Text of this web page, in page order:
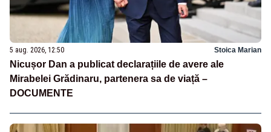
5 aug. 2026, 12:50 Stoica Marian
Nicușor Dan a publicat declarațiile de avere ale
Mirabelei Grădinaru, partenera sa de viață –
DOCUMENTE